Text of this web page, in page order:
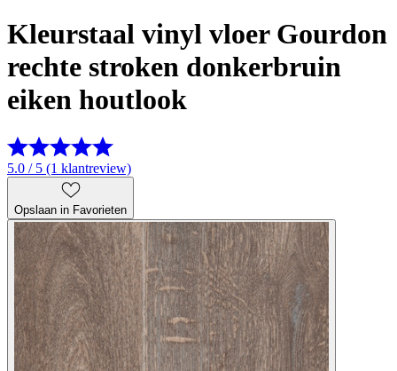
Kleurstaal vinyl vloer Gourdon
rechte stroken donkerbruin
eiken houtlook
5.0 / 5 (1 klantreview)
Opslaan in Favorieten